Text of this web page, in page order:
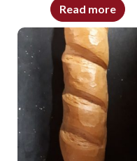
Read more